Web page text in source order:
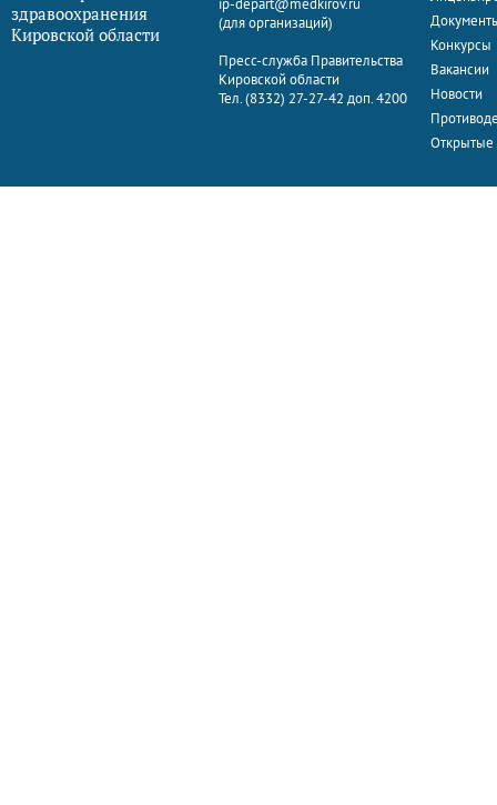
здравоохранения
Кировской области
ip-depart@medkirov.ru
(для организаций)
Пресс-служба Правительства
Кировской области
Тел. (8332) 27-27-42 доп. 4200
Конкурсы
Вакансии
Новости